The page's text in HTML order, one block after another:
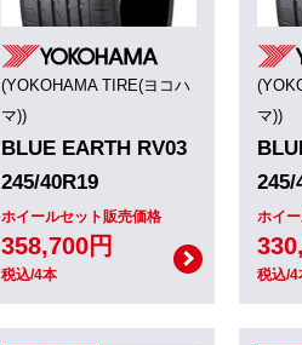
(YOKOHAMA TIRE(ヨコハ
マ))
BLUE EARTH RV03
245/40R19
ホイールセット販売価格
358,700円
税込/4本
マ))
245/
ホイ
税込/4